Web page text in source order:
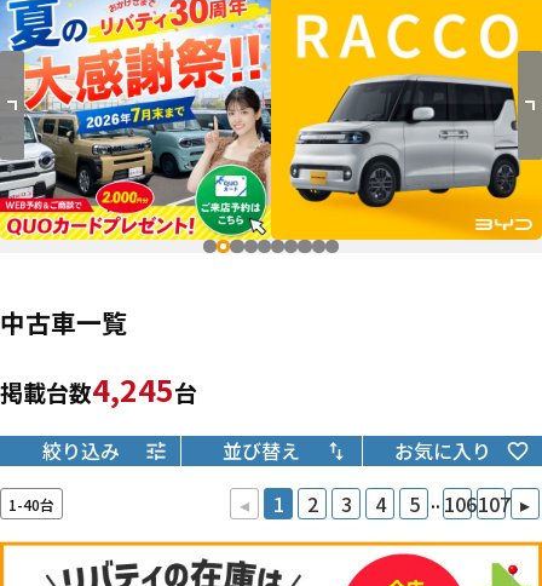
中古車一覧
掲載台数4,245台
絞り込み 並び替え お気に入り
1-40台 ◂ 1 2 3 4 5 .. 106107 ▸